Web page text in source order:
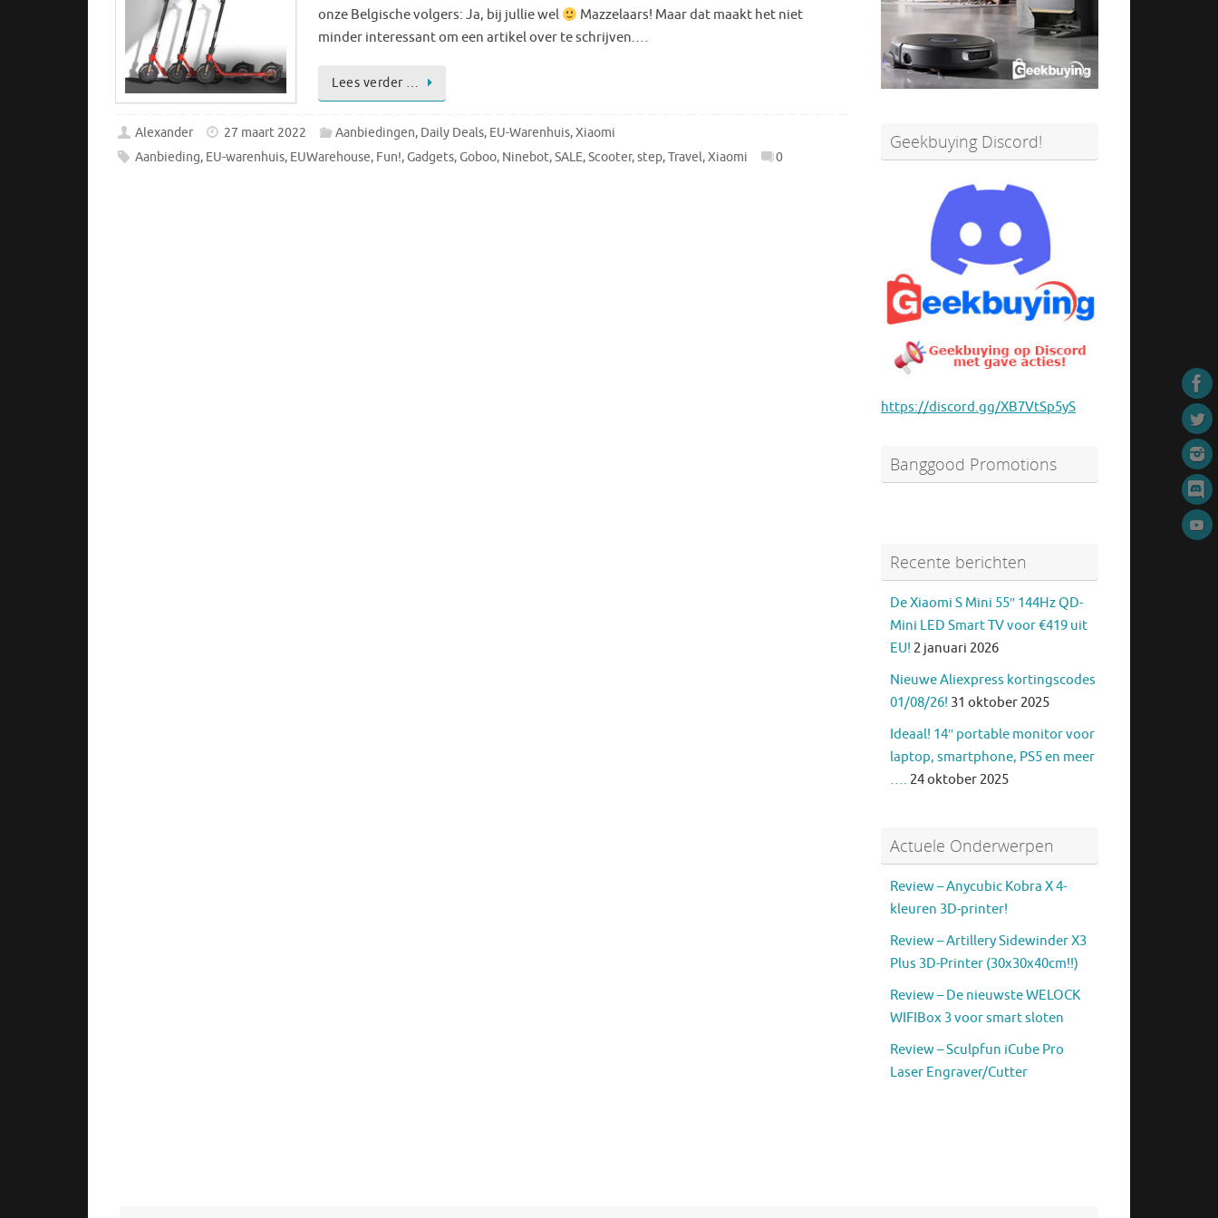
onze Belgische volgers: Ja, bij jullie wel
Mazzelaars! Maar dat maakt het niet
minder interessant om een artikel over te schrijven.…
Lees verder …
Alexander 27 maart 2022 Aanbiedingen, Daily Deals, EU-Warenhuis,Xiaomi
Aanbieding, EU-warenhuis, EUWarehouse, Fun!,Gadgets,Goboo, Ninebot,SALE,Scooter,step,Travel,Xiaomi 0
Geekbuying Discord!
https://discord.gg/XB7VtSp5yS
Banggood Promotions
Recente berichten
De Xiaomi S Mini 55″ 144Hz QD-
Mini LED Smart TV voor €419 uit
EU! 2 januari 2026
Nieuwe Aliexpress kortingscodes
01/08/26! 31 oktober 2025
Ideaal! 14″ portable monitor voor
laptop, smartphone, PS5 en meer
…. 24 oktober 2025
Actuele Onderwerpen
Review – Anycubic Kobra X 4-
kleuren 3D-printer!
Review – Artillery Sidewinder X3
Plus 3D-Printer (30x30x40cm!!)
Review – De nieuwste WELOCK
WIFIBox 3 voor smart sloten
Review – Sculpfun iCube Pro
Laser Engraver/Cutter